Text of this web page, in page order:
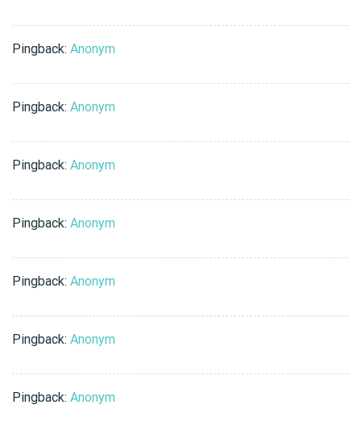
Pingback: Anonym
Pingback: Anonym
Pingback: Anonym
Pingback: Anonym
Pingback: Anonym
Pingback: Anonym
Pingback: Anonym